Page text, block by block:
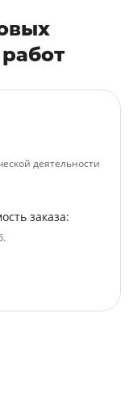
деятельности
заказа: